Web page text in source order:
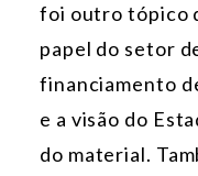
foi outro tópico
papel do setor
financiamento
e a visão do
do material.